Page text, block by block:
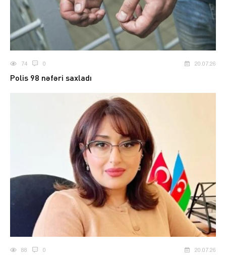
74 0 20.07.26
Polis 98 nəfəri saxladı
88 0 20.07.26